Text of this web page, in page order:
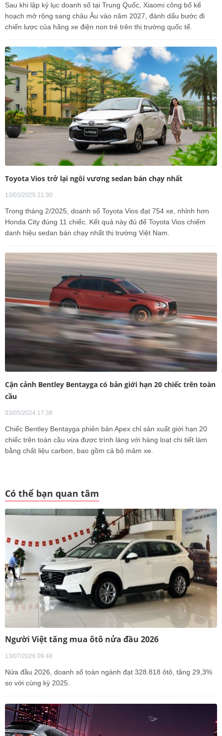
Sau khi lập kỷ lục doanh số tại Trung Quốc, Xiaomi công bố kế
hoạch mở rộng sang châu Âu vào năm 2027, đánh dấu bước đi
chiến lược của hãng xe điện non trẻ trên thị trường quốc tế.
Toyota Vios trở lại ngôi vương sedan bán chạy nhất
13/03/2025 21:30
Trong tháng 2/2025, doanh số Toyota Vios đạt 754 xe, nhỉnh hơn
Honda City đúng 11 chiếc. Kết quả này đủ để Toyota Vios chiếm
danh hiệu sedan bán chạy nhất thị trường Việt Nam.
Cận cảnh Bentley Bentayga có bản giới hạn 20 chiếc trên toàn
cầu
03/05/2024 17:38
Chiếc Bentley Bentayga phiên bản Apex chỉ sản xuất giới hạn 20
chiếc trên toàn cầu vừa được trình làng với hàng loạt chi tiết làm
bằng chất liệu carbon, bao gồm cả bộ mâm xe.
Có thể bạn quan tâm
Người Việt tăng mua ôtô nửa đầu 2026
13/07/2026 09:48
Nửa đầu 2026, doanh số toàn ngành đạt 328.818 ôtô, tăng 29,3%
so với cùng kỳ 2025.